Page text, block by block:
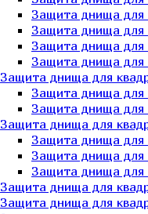
Защита днища для
Защита днища для
Защита днища для
Защита днища для
Защита днища для
Защита днища для
Защита днища для
Защита днища для
Защита днища для
Защита днища для
Защита днища для
Защита днища для
Защита днища для